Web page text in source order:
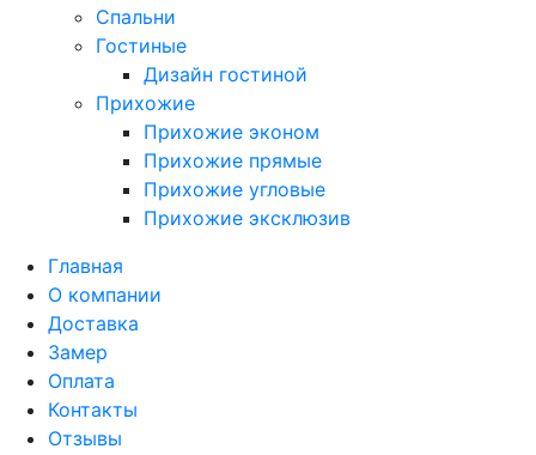
Спальни
Гостиные
Дизайн гостиной
Прихожие
Прихожие эконом
Прихожие прямые
Прихожие угловые
Прихожие эксклюзив
Главная
О компании
Доставка
Замер
Оплата
Контакты
Отзывы